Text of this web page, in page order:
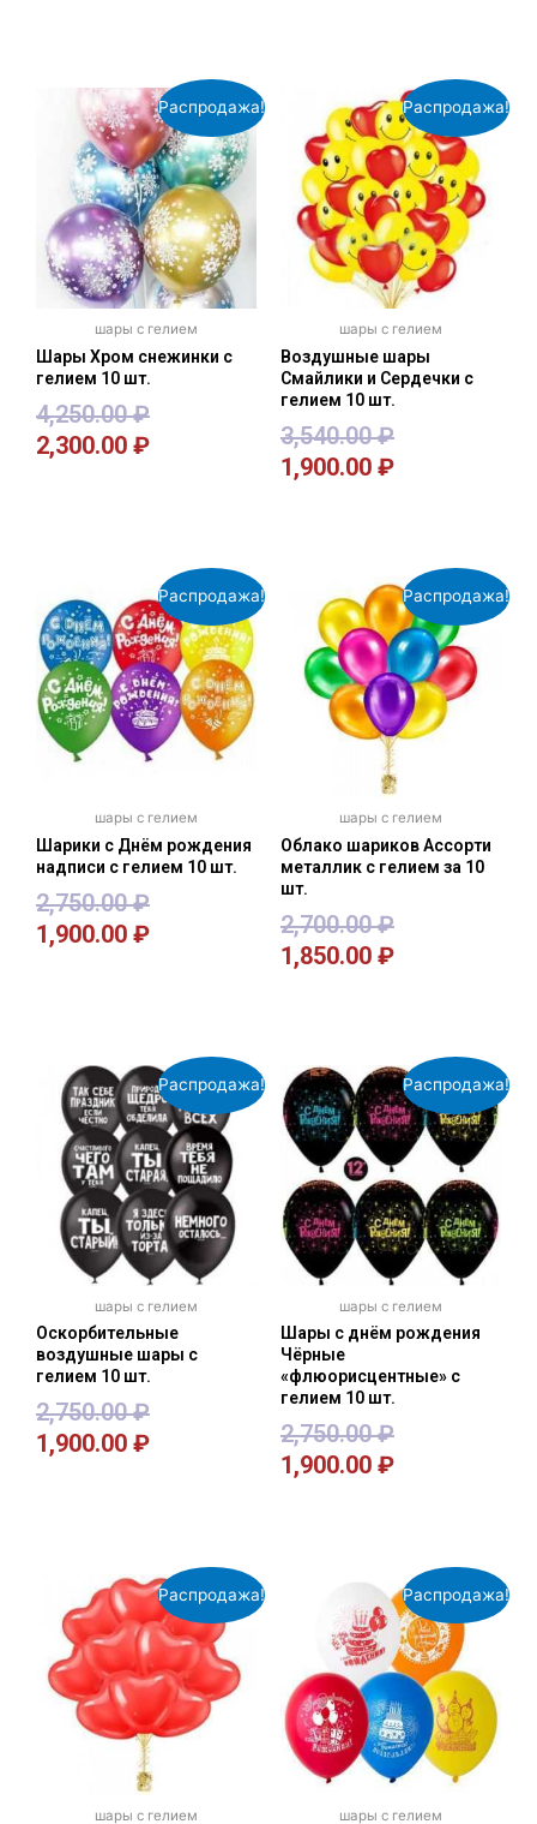
Распродажа!
шары с гелием
Шары Хром снежинки с
гелием 10 шт.
4,250.00₽
2,300.00 ₽
Распродажа!
шары с гелием
Воздушные шары
Смайлики и Сердечки с
гелием 10 шт.
3,540.00₽
1,900.00 ₽
Распродажа!
шары с гелием
Шарики с Днём рождения
надписи с гелием 10 шт.
2,750.00₽
1,900.00 ₽
Распродажа!
шары с гелием
Облако шариков Ассорти
металлик с гелием за 10
шт.
2,700.00₽
1,850.00 ₽
Распродажа!
шары с гелием
Оскорбительные
воздушные шары с
гелием 10 шт.
2,750.00₽
1,900.00 ₽
Распродажа!
шары с гелием
Шары с днём рождения
Чёрные
«флюорисцентные» с
гелием 10 шт.
2,750.00₽
1,900.00 ₽
Распродажа!
шары с гелием
Распродажа!
шары с гелием